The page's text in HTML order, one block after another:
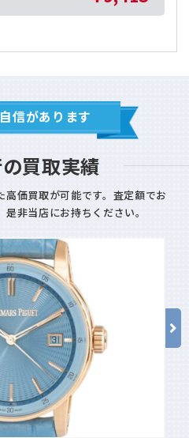
信があります
買取実績
価買取が可能です。 査定額でお
非当店にお持ちください。